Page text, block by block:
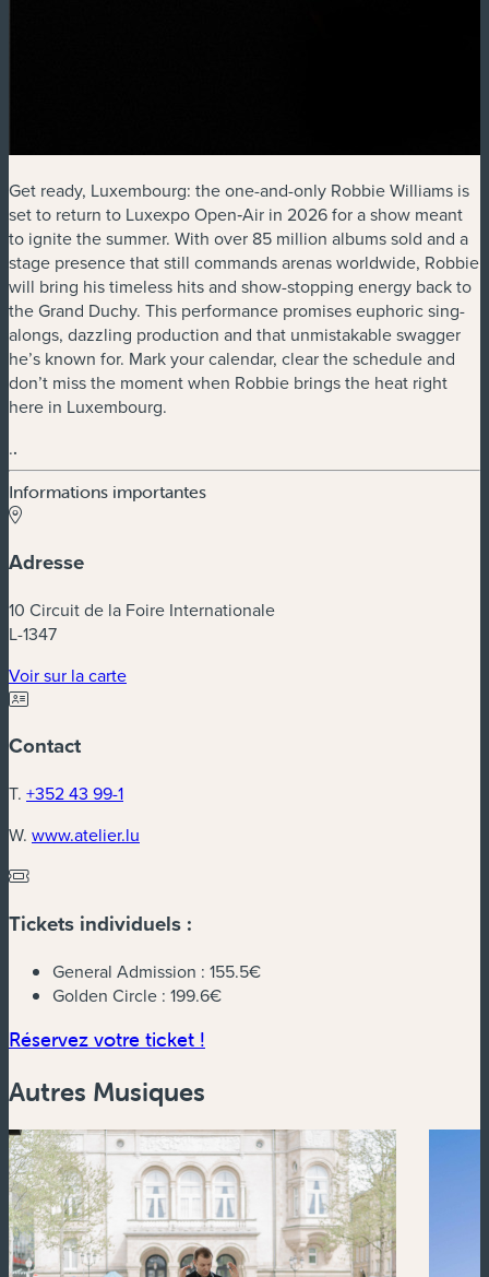
Get ready, Luxembourg: the one-and-only Robbie Williams is
set to return to Luxexpo Open‑Air in 2026 for a show meant
to ignite the summer. With over 85 million albums sold and a
stage presence that still commands arenas worldwide, Robbie
will bring his timeless hits and show-stopping energy back to
the Grand Duchy. This performance promises euphoric sing-
alongs, dazzling production and that unmistakable swagger
he’s known for. Mark your calendar, clear the schedule and
don’t miss the moment when Robbie brings the heat right
here in Luxembourg.
..
Informations importantes
Adresse
10 Circuit de la Foire Internationale
L-1347
Voir sur la carte(nouvelle fenêtre)
Contact
T. +352 43 99-1
W. www.atelier.lu
Tickets individuels :
General Admission : 155.5€
Golden Circle : 199.6€
Réservez votre ticket !
Autres Musiques